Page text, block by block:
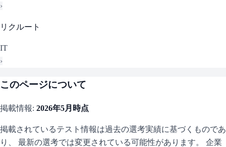
›
リクルート
IT
›
このページについて
掲載情報: 2026年5月 時点
掲載されているテスト情報は過去の選考実績に基づくものであ
り、 最新の選考では変更されている可能性があります。 企業